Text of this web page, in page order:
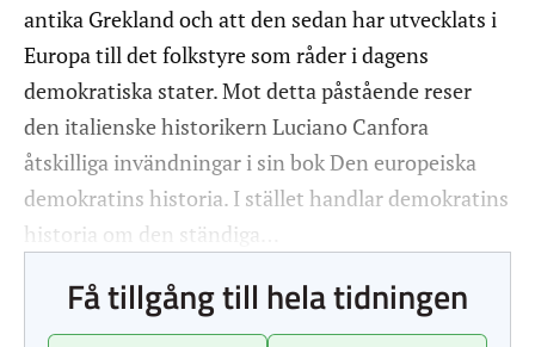
antika Grekland och att den sedan har utvecklats i
Europa till det folkstyre som råder i dagens
demokratiska stater. Mot detta påstående reser
den italienske historikern Luciano Canfora
åtskilliga invändningar i sin bok Den europeiska
demokratins historia. I stället handlar demokratins
historia om den ständiga…
Få tillgång till hela tidningen